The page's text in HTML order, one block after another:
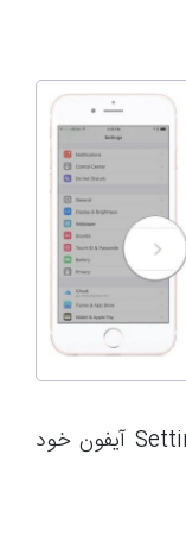
به منوی تنظیمات یا همان Settings آیفون خود